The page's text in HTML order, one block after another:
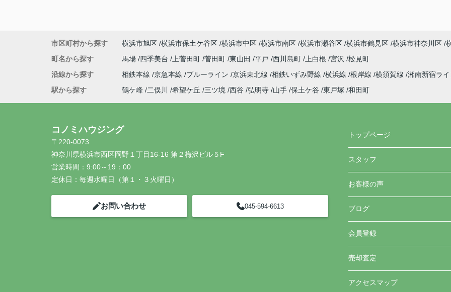
市区町村から探す 横浜市旭区 横浜市保土ケ谷区 横浜市中区 横浜市南区 横浜市瀬谷区 横浜市鶴見区 横浜市神奈川区
町名から探す
馬場 四季美台 上菅田町 菅田町 東山田 平戸 西川島町 上白根 宮沢
松見町
沿線から探す
相鉄本線 京急本線 ブルーライン 京浜東北線 相鉄いずみ野線 横浜線 根岸線 横須賀線 湘南新宿ラ
駅から探す
鶴ケ峰 二俣川 希望ケ丘 三ツ境 西谷 弘明寺 山手 保土ケ谷 東戸塚 和田町
コノミハウジング
〒220-0073
神奈川県横浜市西区岡野１丁目16-16 第２梅沢ビル５F
営業時間： 9:00～19：00
定休日： 毎週水曜日（第１・３火曜日）
お問い合わせ 045-594-6613
トップページ
スタッフ
お客様の声
ブログ
会員登録
売却査定
アクセスマップ